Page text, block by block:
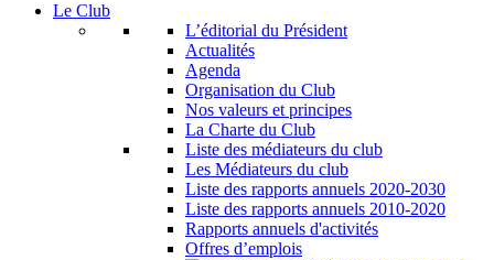
Le Club
L’éditorial du Président
Actualités
Agenda
Organisation du Club
Nos valeurs et principes
La Charte du Club
Liste des médiateurs du club
Les Médiateurs du club
Liste des rapports annuels 2020-2030
Liste des rapports annuels 2010-2020
Rapports annuels d'activités
Offres d’emplois